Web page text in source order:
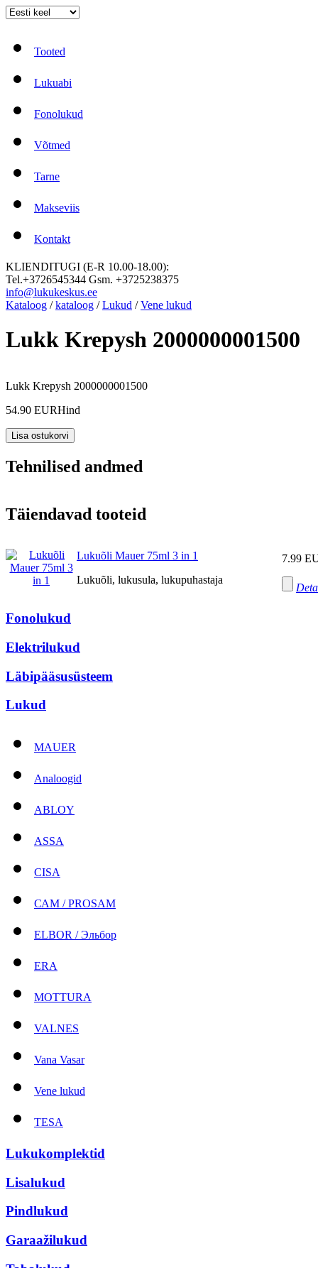
Tooted
Lukuabi
Fonolukud
Võtmed
Tarne
Makseviis
Kontakt
KLIENDITUGI (E-R 10.00-18.00):
Tel.+3726545344 Gsm. +3725238375
info@lukukeskus.ee
Kataloog /kataloog /Lukud /Vene lukud
Lukk Krepysh 2000000001500
Lukk Krepysh 2000000001500
54.90 EURHind
Tehnilised andmed
Täiendavad tooteid
Lukuõli Mauer 75ml 3 in 1
Lukuõli, lukusula, lukupuhastaja
7.99
Fonolukud
Elektrilukud
Läbipääsusüsteem
Lukud
MAUER
Analoogid
ABLOY
ASSA
CISA
САМ / PROSAM
ELBOR / Эльбор
ERA
MOTTURA
VALNES
Vana Vasar
Vene lukud
TESA
Lukukomplektid
Lisalukud
Pindlukud
Garaažilukud